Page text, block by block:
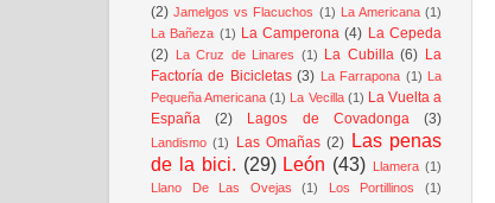
(2) Jamelgos vs Flacuchos (1) La Americana (1)
La Bañeza (1) La Camperona (4) La Cepeda
(2) La Cruz de Linares (1) La Cubilla (6) La
Factoría de Bicicletas (3) La Farrapona (1) La
Pequeña Americana (1) La Vecilla (1) La Vuelta a
España
(2) Lagos de Covadonga (3)
Landismo (1) Las Omañas (2) Las penas
de la bici. (29) León (43) Llamera (1)
Llano De Las Ovejas
(1) Los Portillinos
(1)